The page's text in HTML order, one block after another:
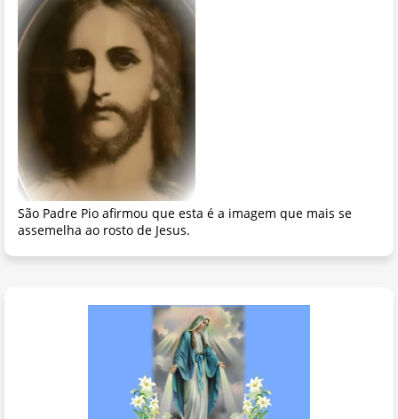
São Padre Pio afirmou que esta é a imagem que mais se
assemelha ao rosto de Jesus.